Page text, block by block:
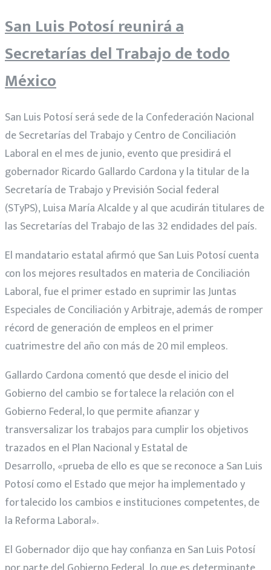
San Luis Potosí reunirá a
Secretarías del Trabajo de todo
México
San Luis Potosí será sede de la Confederación Nacional
de Secretarías del Trabajo y Centro de Conciliación
Laboral en el mes de junio, evento que presidirá el
gobernador Ricardo Gallardo Cardona y la titular de la
Secretaría de Trabajo y Previsión Social federal
(STyPS), Luisa María Alcalde y al que acudirán titulares de
las Secretarías del Trabajo de las 32 endidades del país.
El mandatario estatal afirmó que San Luis Potosí cuenta
con los mejores resultados en materia de Conciliación
Laboral, fue el primer estado en suprimir las Juntas
Especiales de Conciliación y Arbitraje, además de romper
récord de generación de empleos en el primer
cuatrimestre del año con más de 20 mil empleos.
Gallardo Cardona comentó que desde el inicio del
Gobierno del cambio se fortalece la relación con el
Gobierno Federal, lo que permite afianzar y
transversalizar los trabajos para cumplir los objetivos
trazados en el Plan Nacional y Estatal de
Desarrollo, «prueba de ello es que se reconoce a San Luis
Potosí como el Estado que mejor ha implementado y
fortalecido los cambios e instituciones competentes, de
la Reforma Laboral».
El Gobernador dijo que hay confianza en San Luis Potosí